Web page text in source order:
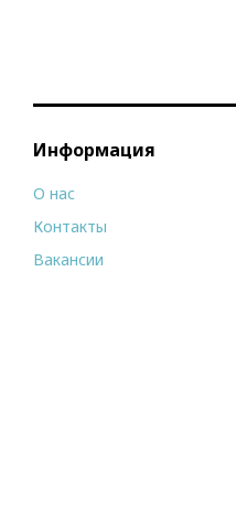
Информация
О нас
Контакты
Вакансии